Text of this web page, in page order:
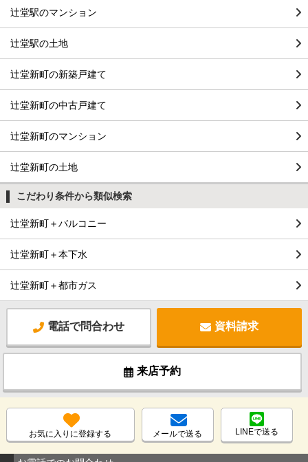
辻堂駅のマンション
辻堂駅の土地
辻堂新町の新築戸建て
辻堂新町の中古戸建て
辻堂新町のマンション
辻堂新町の土地
こだわり条件から類似検索
辻堂新町＋バルコニー
辻堂新町＋本下水
辻堂新町＋都市ガス
電話で問合わせ 資料請求
来店予約
お気に入りに登録する メールで送る LINEで送る